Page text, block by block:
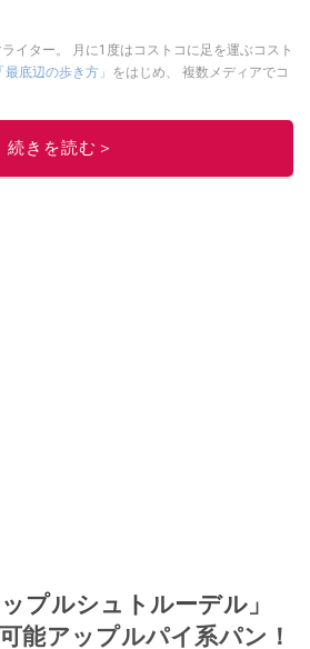
イター。 月に1度はコストコに足を運ぶコスト
「最底辺の歩き方」 をはじめ、 複数メディアでコ
このイチオシストの他の記事を読む
続きを読む＞
プルシュトルーデル」
能アップルパイ系パン！